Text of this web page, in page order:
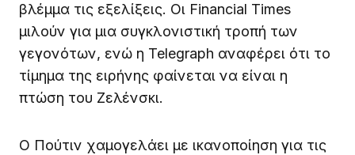
βλέμμα τις εξελίξεις. Οι Financial Times
μιλούν για μια συγκλονιστική τροπή των
γεγονότων, ενώ η Telegraph αναφέρει ότι το
τίμημα της ειρήνης φαίνεται να είναι η
πτώση του Ζελένσκι.
Ο Πούτιν χαμογελάει με ικανοποίηση για τις